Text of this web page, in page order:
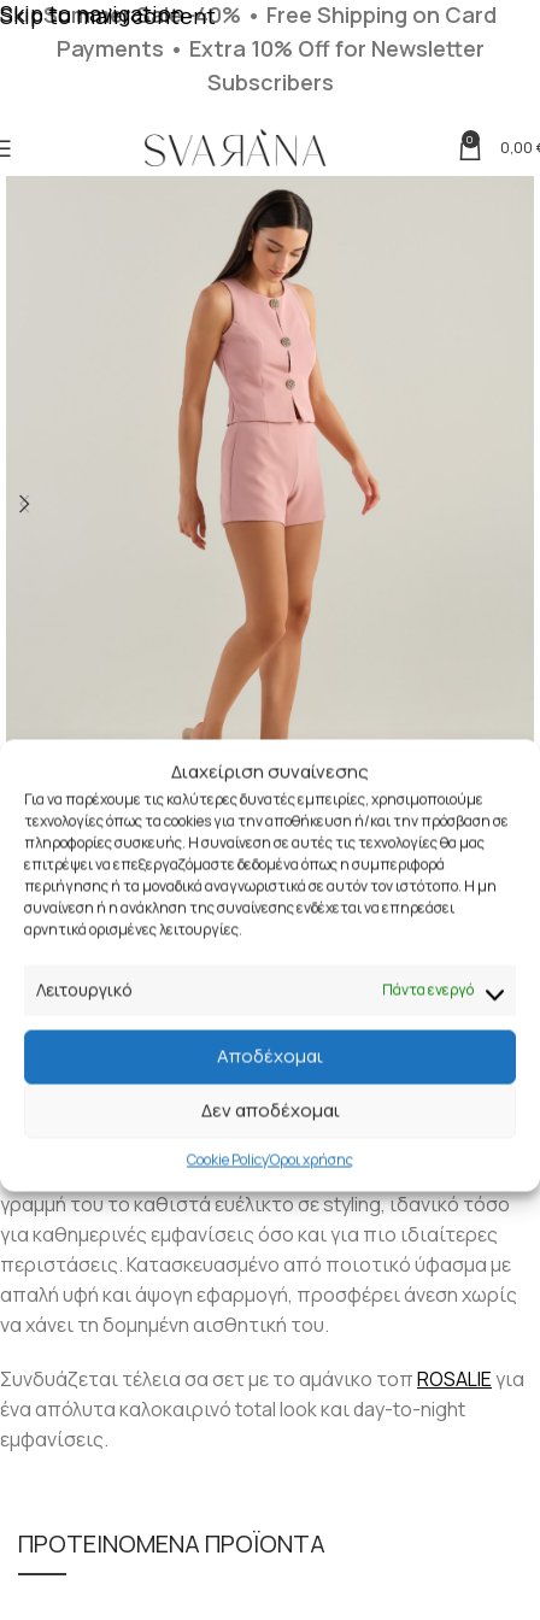
Διαχείριση συναίνεσης
Για να παρέχουμε τις καλύτερες δυνατές εμπειρίες, χρησιμοποιούμε
τεχνολογίες όπως τα cookies για την αποθήκευση ή/και την πρόσβαση σε
πληροφορίες συσκευής. Η συναίνεση σε αυτές τις τεχνολογίες θα μας
επιτρέψει να επεξεργαζόμαστε δεδομένα όπως η συμπεριφορά
περιήγησης ή τα μοναδικά αναγνωριστικά σε αυτόν τον ιστότοπο. Η μη
συναίνεση ή η ανάκληση της συναίνεσης ενδέχεται να επηρεάσει
αρνητικά ορισμένες λειτουργίες.
Λειτουργικό Πάντα ενεργό
Αποδέχομαι
Δεν αποδέχομαι
Cookie PolicyΌροι χρήσης
Skip to navigation
Skip to main content
0 0,00
Click to enlarge
ARIANA 55,00€ 38,00
Ref: 049.026
COLOR
ΠΡΟΣΘΉΚΗ ΣΤΟ ΚΑΛΆΘΙ
Εφαρμοστό ψηλόμεσο σορτς με φερμουάρ στο πλάι που
διακριτικότητα τη γυναικεία σιλουέτα. Η κομψή, μίνιμαλ
γραμμή του το καθιστά ευέλικτο σε styling, ιδανικό τόσο
για καθημερινές εμφανίσεις όσο και για πιο ιδιαίτερες
περιστάσεις. Κατασκευασμένο από ποιοτικό ύφασμα με
απαλή υφή και άψογη εφαρμογή, προσφέρει άνεση χωρίς
να χάνει τη δομημένη αισθητική του.
Συνδυάζεται τέλεια σα σετ με το αμάνικο τοπROSALIEγια
ένα απόλυτα καλοκαιρινό total look και day-to-night
εμφανίσεις.
ΠΡΟΤΕΙΝΟΜΕΝΑ ΠΡΟΪΟΝΤΑ
Summer Sale -40% • Free Shipping on Card
Payments • Extra 10% Off for Newsletter
Subscribers